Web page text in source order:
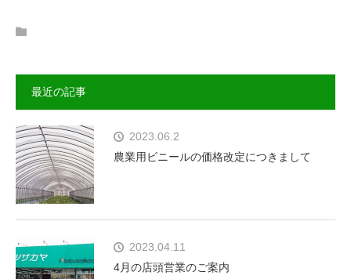
最近の記事
2023.06.2
農業用ビニールの価格改定につきまして
2023.04.11
4月の店頭営業のご案内